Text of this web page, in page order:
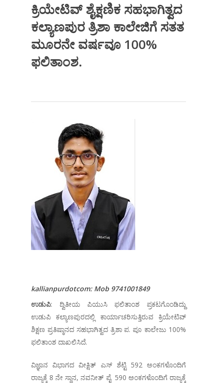
ಕ್ರಿಯೇಟಿವ್ ಶೈಕ್ಷಣಿಕ ಸಹಭಾಗಿತ್ವದ
ಕಲ್ಯಾಣಪುರ ತ್ರಿಶಾ ಕಾಲೇಜಿಗೆ ಸತತ
ಮೂರನೇ ವರ್ಷವೂ 100%
ಫಲಿತಾಂಶ.
kallianpurdotcom: Mob 9741001849
ಉಡುಪಿ: ದ್ವಿತೀಯ ಪಿಯುಸಿ ಫಲಿತಾಂಶ ಪ್ರಕಟಗೊಂಡಿದ್ದು
ಉಡುಪಿ ಕಲ್ಯಾಣಪುರದಲ್ಲಿ ಕಾರ್ಯಾಚರಿಸುತ್ತಿರುವ ಕ್ರಿಯೇಟಿವ್
ಶಿಕ್ಷಣ ಪ್ರತಿಷ್ಠಾನದ ಸಹಭಾಗಿತ್ವದ ತ್ರಿಶಾ ಪ. ಪೂ ಕಾಲೇಜು 100%
ಫಲಿತಾಂಶ ದಾಖಲಿಸಿದೆ.
ವಿಜ್ಞಾನ ವಿಭಾಗದ ವೀಕ್ಷಿತ್ ಎಸ್ ಶೆಟ್ಟಿ 592 ಅಂಕಗಳೊಂದಿಗೆ
ರಾಜ್ಯಕ್ಕೆ 8 ನೇ ಸ್ಥಾನ, ನವನೀತ್ ಪೈ 590 ಅಂಕಗಳೊಂದಿಗೆ ರಾಜ್ಯಕ್ಕೆ